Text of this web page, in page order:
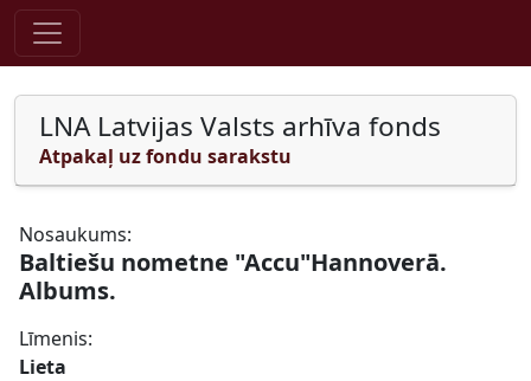
Pāriet uz saturu
LNA Latvijas Valsts arhīva fonds
Atpakaļ uz fondu sarakstu
Nosaukums:
Baltiešu nometne "Accu"Hannoverā.
Albums.
Līmenis:
Lieta